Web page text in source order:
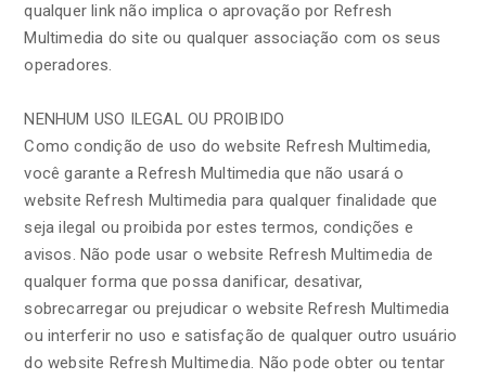
qualquer link não implica o aprovação por Refresh
Multimedia do site ou qualquer associação com os seus
operadores.
NENHUM USO ILEGAL OU PROIBIDO
Como condição de uso do website Refresh Multimedia,
você garante a Refresh Multimedia que não usará o
website Refresh Multimedia para qualquer finalidade que
seja ilegal ou proibida por estes termos, condições e
avisos. Não pode usar o website Refresh Multimedia de
qualquer forma que possa danificar, desativar,
sobrecarregar ou prejudicar o website Refresh Multimedia
ou interferir no uso e satisfação de qualquer outro usuário
do website Refresh Multimedia. Não pode obter ou tentar